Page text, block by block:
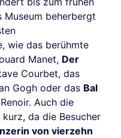
Museum beherbergt
wie das berühmte
Manet, Der
Courbet, das
Gogh oder das Bal
Auch die
da die Besucher
von vierzehn